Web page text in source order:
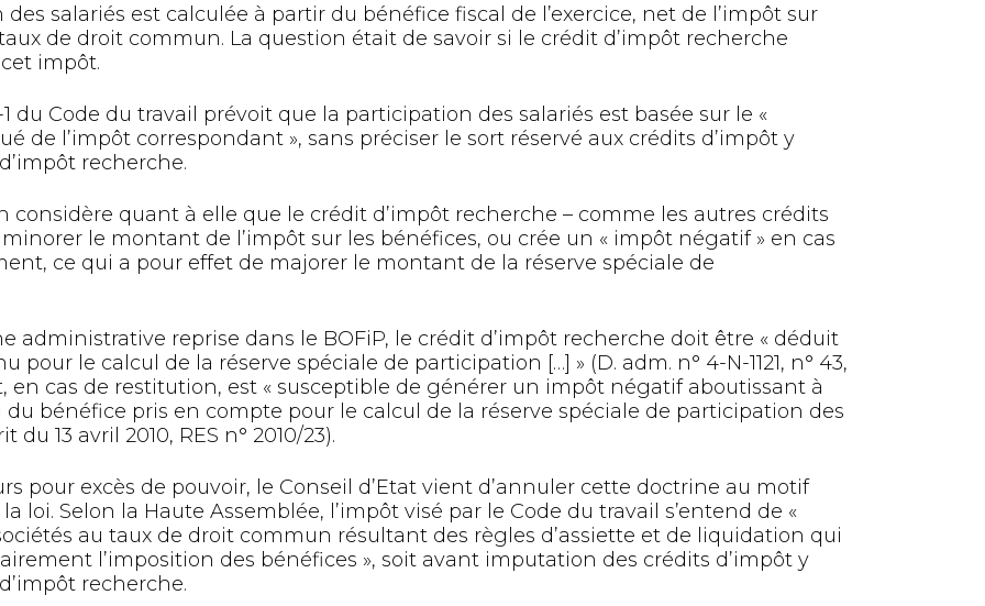
salariés est calculée à partir du bénéfice fiscal de l’exercice, net de l’impôt sur
taux de droit commun. La question était de savoir si le crédit d’impôt recherche
impôt.
1 du Code du travail prévoit que la participation des salariés est basée sur le «
de l’impôt correspondant », sans préciser le sort réservé aux crédits d’impôt y
recherche.
considère quant à elle que le crédit d’impôt recherche – comme les autres crédits
le montant de l’impôt sur les bénéfices, ou crée un « impôt négatif » en cas
ce qui a pour effet de majorer le montant de la réserve spéciale de
administrative reprise dans le BOFiP, le crédit d’impôt recherche doit être « déduit
pour le calcul de la réserve spéciale de participation […] » (D. adm. n° 4-N-1121, n° 43,
en cas de restitution, est « susceptible de générer un impôt négatif aboutissant à
bénéfice pris en compte pour le calcul de la réserve spéciale de participation des
du 13 avril 2010, RES n° 2010/23).
pour excès de pouvoir, le Conseil d’Etat vient d’annuler cette doctrine au motif
loi. Selon la Haute Assemblée, l’impôt visé par le Code du travail s’entend de «
au taux de droit commun résultant des règles d’assiette et de liquidation qui
l’imposition des bénéfices », soit avant imputation des crédits d’impôt y
recherche.